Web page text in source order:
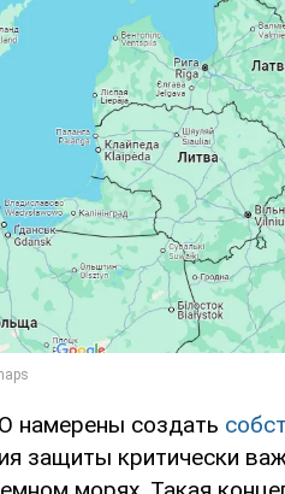
намерены создать
защиты критически